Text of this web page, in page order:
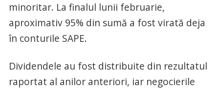
minoritar. La finalul lunii februarie,
aproximativ 95% din sumă a fost virată deja
în conturile SAPE.
Dividendele au fost distribuite din rezultatul
raportat al anilor anteriori, iar negocierile